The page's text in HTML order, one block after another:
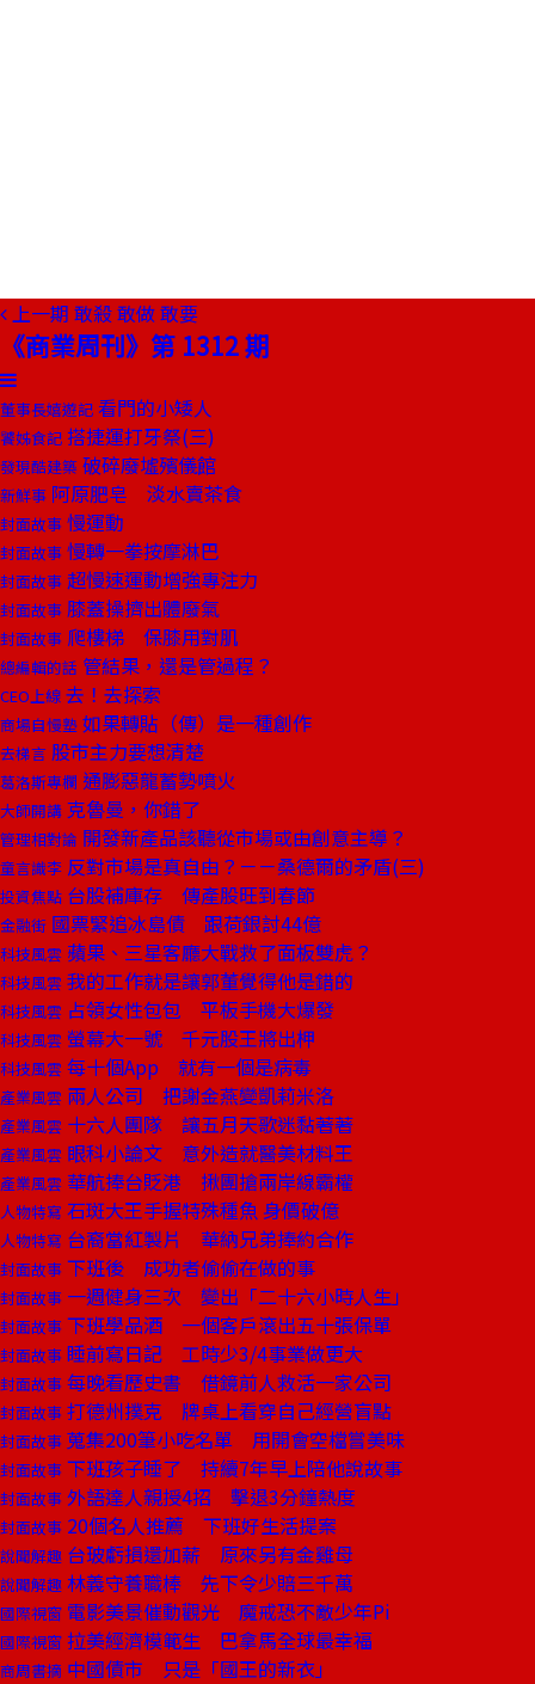
上一期 敢殺 敢做 敢要
《商業周刊》第 1312 期
董事長嬉遊記 看門的小矮人
饕姊食記 搭捷運打牙祭(三)
發現酷建築 破碎廢墟殯儀館
新鮮事 阿原肥皂 淡水賣茶食
封面故事 慢運動
封面故事 慢轉一拳按摩淋巴
封面故事 超慢速運動增強專注力
封面故事 膝蓋操擠出體廢氣
封面故事 爬樓梯 保膝用對肌
總編輯的話 管結果，還是管過程？
CEO上線 去！去探索
商場自慢塾 如果轉貼（傳）是一種創作
去梯言 股市主力要想清楚
葛洛斯專欄 通膨惡龍蓄勢噴火
大師開講 克魯曼，你錯了
管理相對論 開發新產品該聽從市場或由創意主導？
童言識李 反對市場是真自由？－－桑德爾的矛盾(三)
投資焦點 台股補庫存 傳產股旺到春節
金融街 國票緊追冰島債 跟荷銀討44億
科技風雲 蘋果、三星客廳大戰救了面板雙虎？
科技風雲 我的工作就是讓郭董覺得他是錯的
科技風雲 占領女性包包 平板手機大爆發
科技風雲 螢幕大一號 千元股王將出柙
科技風雲 每十個App 就有一個是病毒
產業風雲 兩人公司 把謝金燕變凱莉米洛
產業風雲 十六人團隊 讓五月天歌迷黏著著
產業風雲 眼科小論文 意外造就醫美材料王
產業風雲 華航捧台貶港 揪團搶兩岸線霸權
人物特寫 石斑大王手握特殊種魚 身價破億
人物特寫 台裔當紅製片 華納兄弟捧約合作
封面故事 下班後 成功者偷偷在做的事
封面故事 一週健身三次 變出「二十六小時人生」
封面故事 下班學品酒 一個客戶滾出五十張保單
封面故事 睡前寫日記 工時少3/4事業做更大
封面故事 每晚看歷史書 借鏡前人救活一家公司
封面故事 打德州撲克 牌桌上看穿自己經營盲點
封面故事 蒐集200筆小吃名單 用開會空檔嘗美味
封面故事 下班孩子睡了 持續7年早上陪他說故事
封面故事 外語達人親授4招 擊退3分鐘熱度
封面故事 20個名人推薦 下班好生活提案
說聞解趣 台玻虧損還加薪 原來另有金雞母
說聞解趣 林義守養職棒 先下令少賠三千萬
國際視窗 電影美景催動觀光 魔戒恐不敵少年Pi
國際視窗 拉美經濟模範生 巴拿馬全球最幸福
商周書摘 中國債市 只是「國王的新衣」